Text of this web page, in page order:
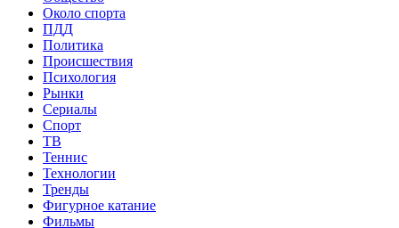
Около спорта
ПДД
Политика
Происшествия
Психология
Рынки
Сериалы
Спорт
ТВ
Теннис
Технологии
Тренды
Фигурное катание
Фильмы